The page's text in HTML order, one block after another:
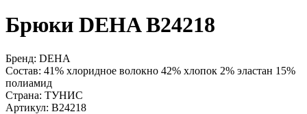
Брюки DEHA B24218
Бренд: DEHA
Состав: 41% хлоридное волокно 42% хлопок 2% эластан 15%
полиамид
Страна: ТУНИС
Артикул: B24218